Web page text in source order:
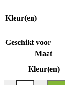
Kleur(en)
Geschikt voor
Maat
Kleur(en)